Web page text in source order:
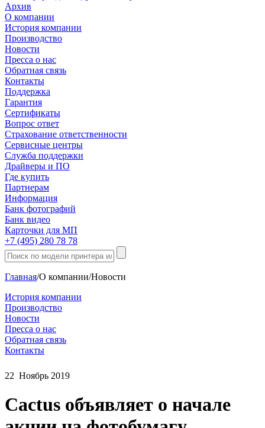
Архив
О компании
История компании
Производство
Новости
Пресса о нас
Обратная связь
Контакты
Поддержка
Гарантия
Сертификаты
Вопрос ответ
Страхование ответственности
Сервисные центры
Служба поддержки
Драйверы и ПО
Где купить
Партнерам
Информация
Банк фотографий
Банк видео
Карточки для МП
+7 (495) 280 78 78
Главная/О компании/Новости
История компании
Производство
Новости
Пресса о нас
Обратная связь
Контакты
22 Ноябрь 2019
Cactus объявляет о начале